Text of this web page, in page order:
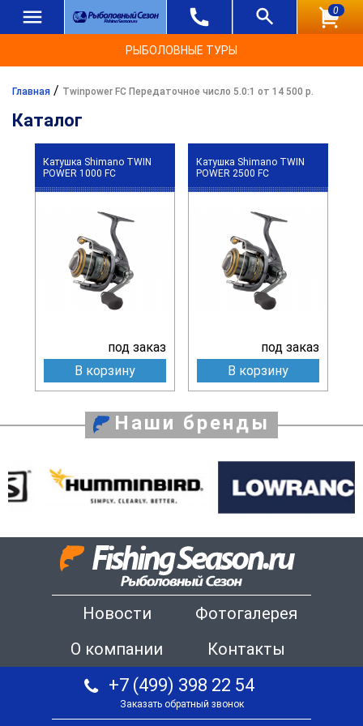
0
РЫБОЛОВНЫЕ ТУРЫ
Главная / Twinpower FC Передаточное число 5.0:1 от 14 500 р.
Каталог
Катушка Shimano TWIN
POWER 1000 FC
под заказ
В корзину
Катушка Shimano TWIN
POWER 2500 FC
под заказ
В корзину
Наши бренды
Новости
Фотогалерея
О компании
Контакты
+7 (499) 398 22 54
Заказать обратный звонок